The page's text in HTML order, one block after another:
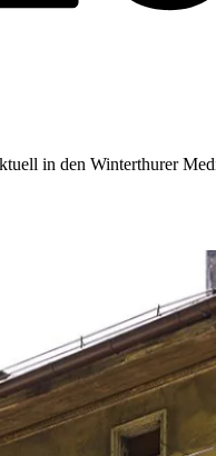
in den Winterthurer